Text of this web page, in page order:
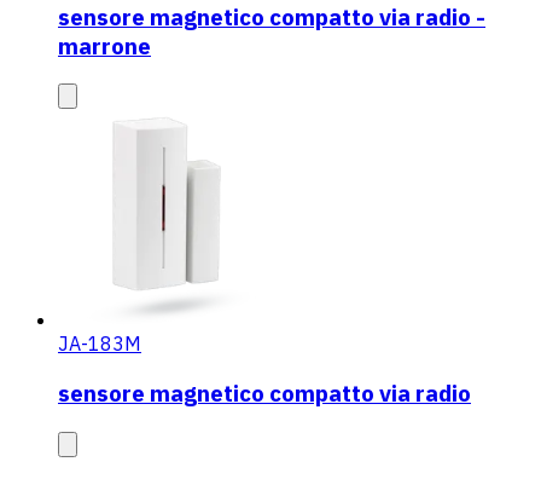
sensore magnetico compatto via radio -
marrone
JA-183M
sensore magnetico compatto via radio